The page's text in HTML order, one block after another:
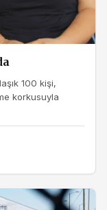
100 kişi,
korkusuyla